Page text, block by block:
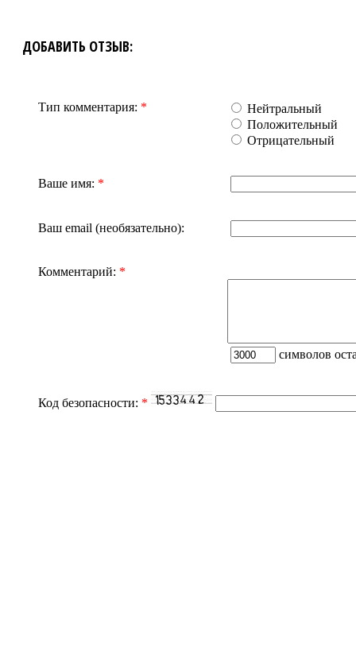
ДОБАВИТЬ ОТЗЫВ:
Тип комментария: *
Нейтральный
Положительный
Отрицательный
Ваше имя: *
Ваш email (необязательно):
Комментарий: *
символов
Код безопасности: *